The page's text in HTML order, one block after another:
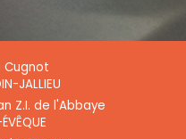
Cugnot
JALLIEU
Z.I. de l'Abbaye